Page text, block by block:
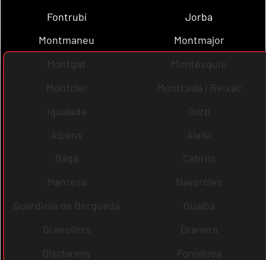
Fontrubí
Jorba
Montmaneu
Montmajor
Montgat
Montesquiu
Montclar
Montcada i Reixac
Igualada
Gurb
Alpens
Alella
Bagà
Cabrils
Manresa
Navarcles
Guardiola de Berguedà
Gualba
Granollers
Granera
Gisclareny
Fonollosa